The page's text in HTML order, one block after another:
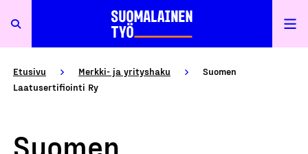
Etusivu Merkki- ja yrityshaku
Suomen
Laatusertifiointi Ry
Suomen